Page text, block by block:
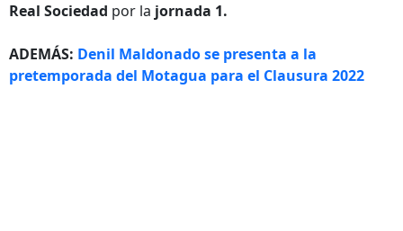
Real Sociedad por la jornada 1.
ADEMÁS: Denil Maldonado se presenta a la
pretemporada del Motagua para el Clausura 2022